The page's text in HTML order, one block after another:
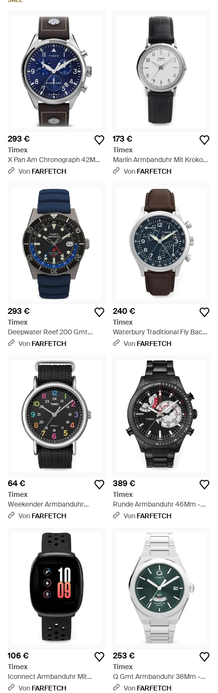
293 €
Timex
X Pan Am Chronograph 42Mm
- Blau
Von FARFETCH
173 €
Timex
Marlin Armbanduhr Mit Kroko-
Effekt 34Mm - Grau
Von FARFETCH
293 €
Timex
Deepwater Reef 200 Gmt
Armbanduhr 41Mm - Blau
Von FARFETCH
240 €
Timex
Waterbury Traditional Fly Back
Chronograph 43Mm - Blau
Von FARFETCH
64 €
Timex
Weekender Armbanduhr
40Mm - Schwarz
Von FARFETCH
389 €
Timex
Runde Armbanduhr 46Mm -
Schwarz
Von FARFETCH
106 €
Timex
Iconnect Armbanduhr Mit
Eckigem Gestell 36Mm -
Von FARFETCH
253 €
Timex
Q Gmt Armbanduhr 38Mm -
GrauVon FARFETCH